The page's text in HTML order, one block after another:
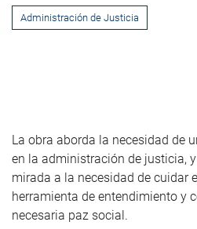
Administración de Justicia
La obra aborda la necesidad de
en la administración de justicia,
mirada a la necesidad de cuidar
herramienta de entendimiento y
necesaria paz social.